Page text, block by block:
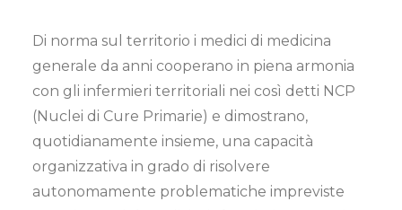
Di norma sul territorio i medici di medicina
generale da anni cooperano in piena armonia
con gli infermieri territoriali nei così detti NCP
(Nuclei di Cure Primarie) e dimostrano,
quotidianamente insieme, una capacità
organizzativa in grado di risolvere
autonomamente problematiche impreviste